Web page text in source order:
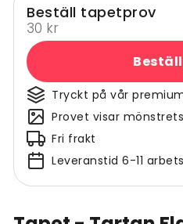
Beställ tapetprov
30 kr
Tryckt på vår
Provet visar
Fri frakt
Leveranstid 6-11